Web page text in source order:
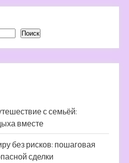
Поиск
с семьёй:
вместе
без рисков: пошаговая
сделки